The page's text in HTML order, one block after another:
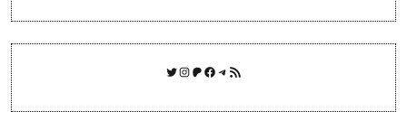
Twitter
Instagram
Patreon
Facebook
Telegram
Feed RSS